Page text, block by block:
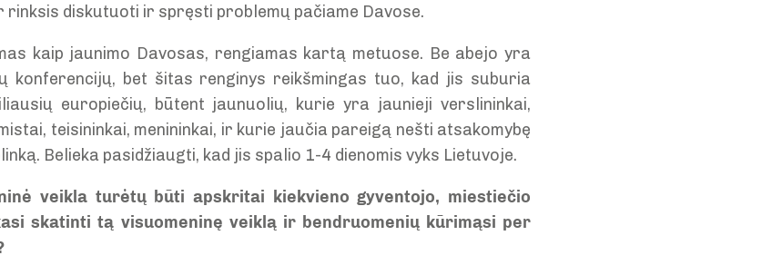
rinksis diskutuoti ir spręsti problemų pačiame Davose.
kaip jaunimo Davosas, rengiamas kartą metuose. Be abejo yra
konferencijų, bet šitas renginys reikšmingas tuo, kad jis suburia
europiečių, būtent jaunuolių, kurie yra jaunieji verslininkai,
teisininkai, menininkai, ir kurie jaučia pareigą nešti atsakomybę
Belieka pasidžiaugti, kad jis spalio 1-4 dienomis vyks Lietuvoje.
veikla turėtų būti apskritai kiekvieno gyventojo, miestiečio
skatinti tą visuomeninę veiklą ir bendruomenių kūrimąsi per